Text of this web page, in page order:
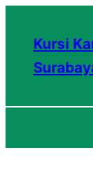
konten
Kursi